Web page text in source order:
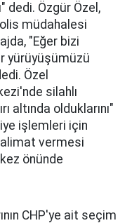
dedi. Özgür Özel,
müdahalesi
"Eğer bizi
yürüyüşümüzü
Özel
silahlı
altında olduklarını"
işlemleri için
vermesi
önünde
CHP'ye ait seçim